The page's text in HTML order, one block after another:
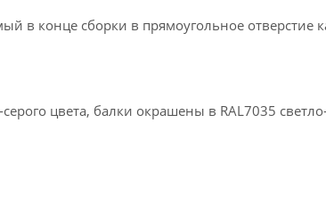
в конце сборки в прямоугольное отверстие
цвета, балки окрашены в RAL7035